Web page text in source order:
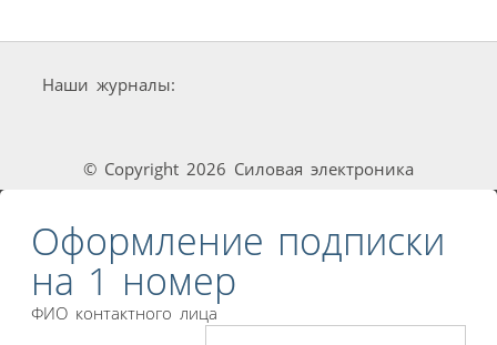
Наши журналы:
© Copyright 2026 Силовая электроника
Оформление подписки
на 1 номер
ФИО контактного лица